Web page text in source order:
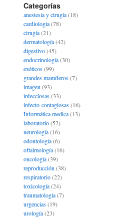
Categorías
anestesia y cirugía(18)
cardiologia(78)
cirugía(21)
dermatología(42)
digestivo(45)
endocrinología(30)
exóticos(99)
grandes mamíferos(7)
imagen (93)
infecciosas(33)
infecto-contagiosas(16)
Informática medica(13)
laboratorio(52)
neurología(16)
odontología(6)
oftalmología(16)
oncología(39)
reproducción (38)
respiratorio(22)
toxicología(24)
traumatología(7)
urgencias(19)
urología(23)